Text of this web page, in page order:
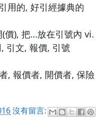
用的, 好引經據典的
價), 把…放在引號內 vi.
引文, 報價, 引號
, 報價者, 開價者, 保險
沒有留言: